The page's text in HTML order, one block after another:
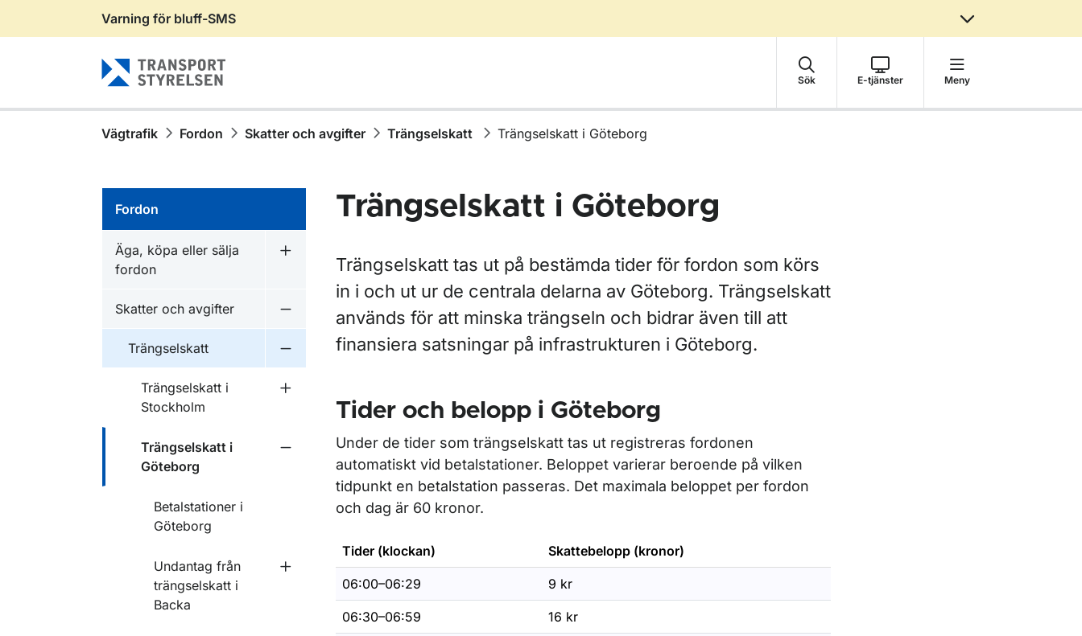
Gå till sidans innehåll
Varning för bluff-SMS
Sök E-tjänster Meny
Vägtrafik Fordon Skatter och avgifter Trängselskatt Trängselskatt i Göteborg
Fordon
Äga, köpa eller sälja
fordon
Undermeny för Äga, köpa eller sälja fordon
Skatter och avgifter
Undermeny för Skatter och avgifter
Trängselskatt
Trängselskatt i
Stockholm
Undermeny för Trängselskatt i Stockholm
Trängselskatt i
Göteborg
Undermeny för Trängselskatt i Göteborg
Betalstationer i
Göteborg
Undantag från
trängselskatt i
Backa
Undermeny för Undantag från trängselskatt i Backa
Trängselskatt i Göteborg
Trängselskatt tas ut på bestämda tider för fordon som körs
in i och ut ur de centrala delarna av Göteborg. Trängselskatt
används för att minska trängseln och bidrar även till att
finansiera satsningar på infrastrukturen i Göteborg.
Tider och belopp i Göteborg
Under de tider som trängselskatt tas ut registreras fordonen
automatiskt vid betalstationer. Beloppet varierar beroende på vilken
tidpunkt en betalstation passeras. Det maximala beloppet per fordon
och dag är 60 kronor.
Tider (klockan) Skattebelopp (kronor)
06:00–06:29 9 kr
06:30–06:59 16 kr